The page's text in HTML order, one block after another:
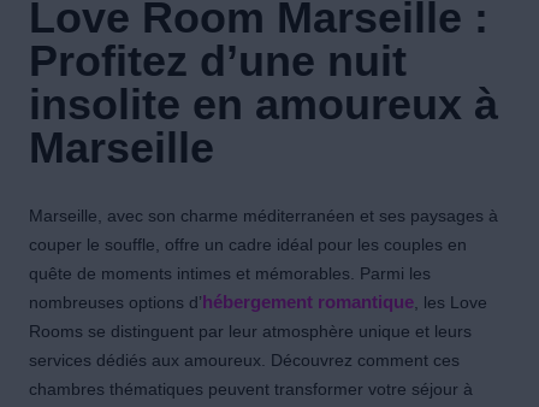
Love Room Marseille :
Profitez d’une nuit
insolite en amoureux à
Marseille
Marseille, avec son charme méditerranéen et ses paysages à
couper le souffle, offre un cadre idéal pour les couples en
quête de moments intimes et mémorables. Parmi les
nombreuses options d’ hébergement romantique, les Love
Rooms se distinguent par leur atmosphère unique et leurs
services dédiés aux amoureux. Découvrez comment ces
chambres thématiques peuvent transformer votre séjour à